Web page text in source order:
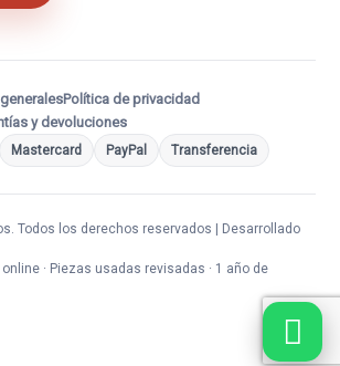
Política de privacidad
y devoluciones
Mastercard PayPal Transferencia
Todos los derechos reservados | Desarrollado
· Piezas usadas revisadas · 1 año de